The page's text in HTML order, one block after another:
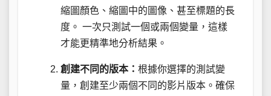
縮圖顏色、縮圖中的圖像、甚至標題的長
度。 一次只測試一個或兩個變量，這樣
才能更精準地分析結果。
創建不同的版本： 根據你選擇的測試變
量，創建至少兩個不同的影片版本。確保